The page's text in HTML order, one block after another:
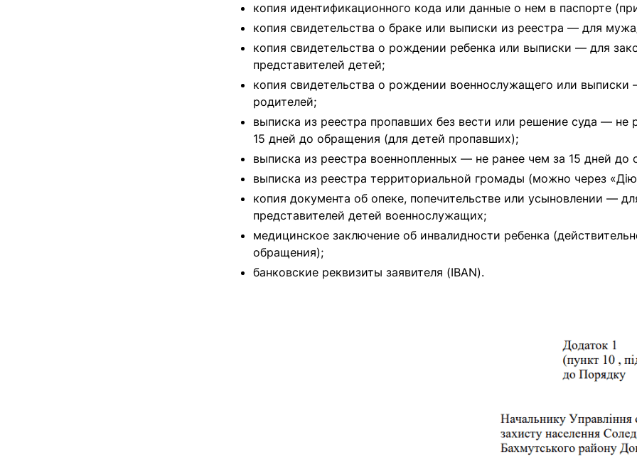
копия идентификационного кода или данные о нем в паспорте
копия свидетельства о браке или выписки из реестра — для
копия свидетельства о рождении ребенка или выписки — для
представителей детей;
копия свидетельства о рождении военнослужащего или выписки
родителей;
выписка из реестра пропавших без вести или решение суда — не
15 дней до обращения (для детей пропавших);
выписка из реестра военнопленных — не ранее чем за 15 дней до
выписка из реестра территориальной громады (можно через
копия документа об опеке, попечительстве или усыновлении —
представителей детей военнослужащих;
медицинское заключение об инвалидности ребенка
обращения);
банковские реквизиты заявителя (IBAN).